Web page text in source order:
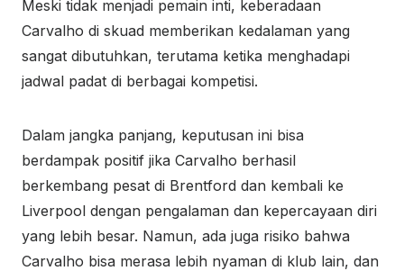
Meski tidak menjadi pemain inti, keberadaan
Carvalho di skuad memberikan kedalaman yang
sangat dibutuhkan, terutama ketika menghadapi
jadwal padat di berbagai kompetisi.
Dalam jangka panjang, keputusan ini bisa
berdampak positif jika Carvalho berhasil
berkembang pesat di Brentford dan kembali ke
Liverpool dengan pengalaman dan kepercayaan diri
yang lebih besar. Namun, ada juga risiko bahwa
Carvalho bisa merasa lebih nyaman di klub lain, dan